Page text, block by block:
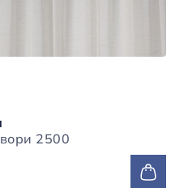
Модель: Айвори 2500